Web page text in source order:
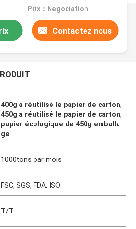
Prix：Negociation
Contactez nous
400g a réutilisé le papier de carton,
450g a réutilisé le papier de carton,
papier écologique de 450g emballa
ge
1000tons par mois
FSC, SGS, FDA, ISO
T/T